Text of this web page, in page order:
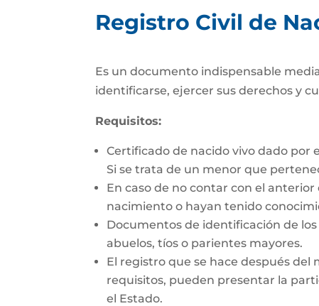
Registro Civil de
Es un documento indispensable
identificarse, ejercer sus derechos y
Requisitos:
Certificado de nacido vivo dado por
Si se trata de un menor que
En caso de no contar con el
nacimiento o hayan tenido
Documentos de identificación de
abuelos, tíos o parientes mayores.
El registro que se hace después
requisitos, pueden presentar la
el Estado.